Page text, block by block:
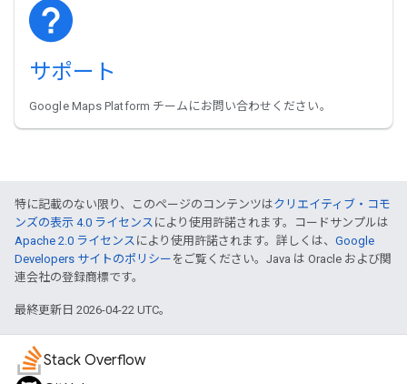
サポート
Google Maps Platform チームにお問い合わせください。
特に記載のない限り、このページのコンテンツはクリエイティブ・コモ
ンズの表示 4.0 ライセンス により使用許諾されます。コードサンプルは
Apache 2.0 ライセンス により使用許諾されます。詳しくは、 Google
Developers サイトのポリシー をご覧ください。Java は Oracle および関
連会社の登録商標です。
最終更新日 2026-04-22 UTC。
Stack Overflow